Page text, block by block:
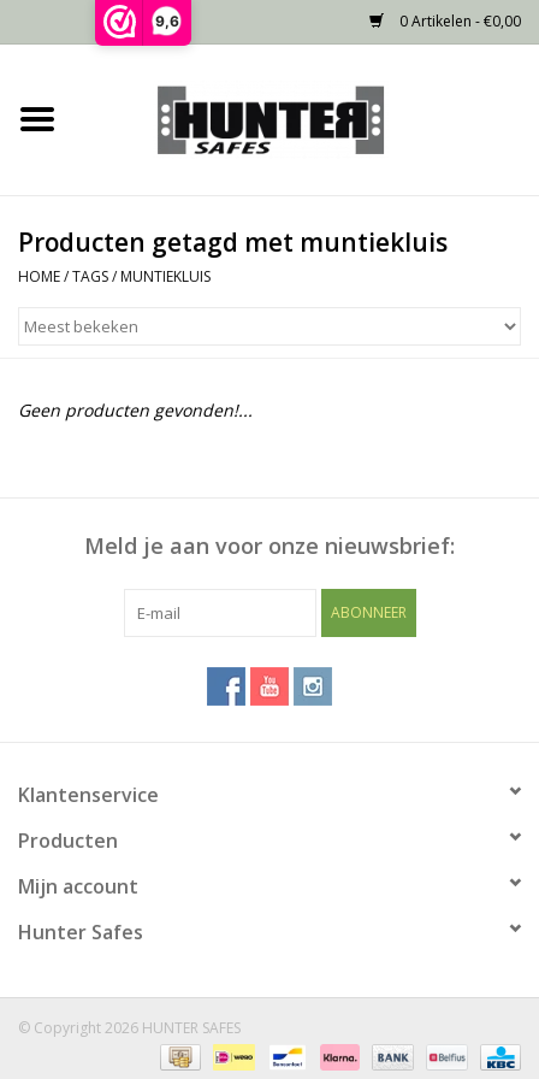
9,6 0 Artikelen - €0,00
Home
Gecertificeerd
Niet gecertificeerd
Producten getagd met muntiekluis
HOME/TAGS/ MUNTIEKLUIS
Geen producten gevonden!...
Meld je aan voor onze nieuwsbrief:
ABONNEER
Klantenservice
Producten
Mijn account
Hunter Safes
© Copyright 2026 HUNTER SAFES